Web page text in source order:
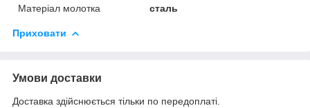
Матеріал молотка
сталь
Приховати
Умови доставки
Доставка здійснюється тільки по передоплаті.